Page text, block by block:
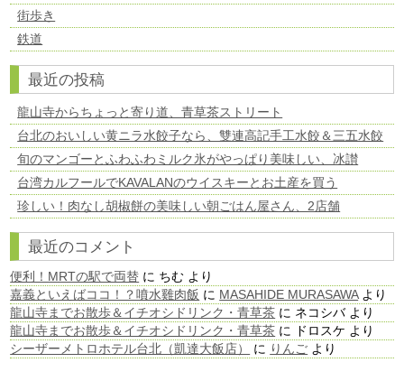
街歩き
鉄道
最近の投稿
龍山寺からちょっと寄り道、青草茶ストリート
台北のおいしい黄ニラ水餃子なら、雙連高記手工水餃＆三五水餃
旬のマンゴーとふわふわミルク氷がやっぱり美味しい、冰讃
台湾カルフールでKAVALANのウイスキーとお土産を買う
珍しい！肉なし胡椒餅の美味しい朝ごはん屋さん、2店舗
最近のコメント
便利！MRTの駅で両替 に ちむ より
嘉義といえばココ！？噴水雞肉飯 に MASAHIDE MURASAWAより
龍山寺までお散歩＆イチオシドリンク・青草茶 に ネコシバより
龍山寺までお散歩＆イチオシドリンク・青草茶 に ドロスケ より
シーザーメトロホテル台北（凱達大飯店）
に りんご より